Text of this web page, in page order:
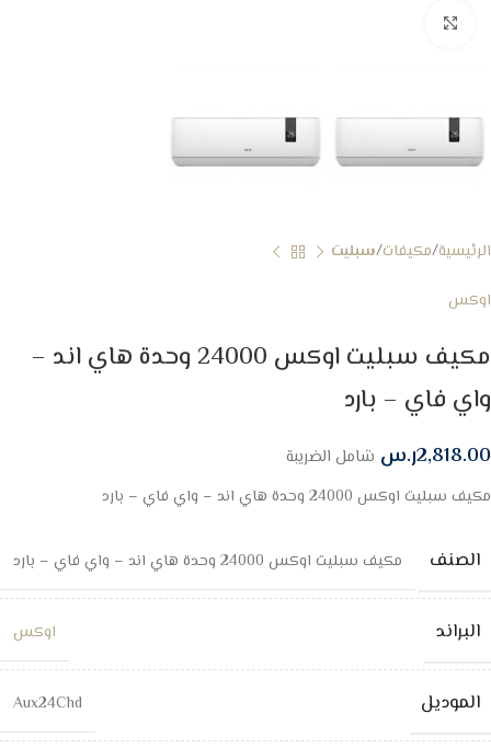
الرئيسية مكيفات سبليت
اوكس
مكيف سبليت اوكس 24000 وحدة هاي اند –
واي فاي – بارد
2,818.00ر.س شامل الضريبة
مكيف سبليت اوكس 24000 وحدة هاي اند – واي فاي – بارد
الصنف مكيف سبليت اوكس 24000 وحدة هاي اند – واي فاي – بارد
البراند اوكس
الموديل Aux24Chd